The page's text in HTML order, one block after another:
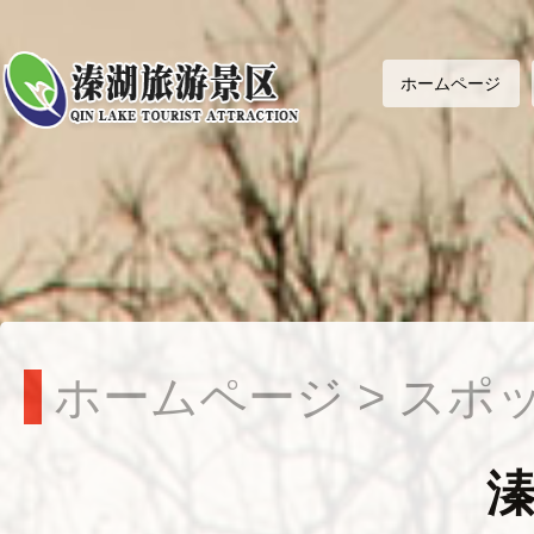
ホームページ
ホームページ > スポ